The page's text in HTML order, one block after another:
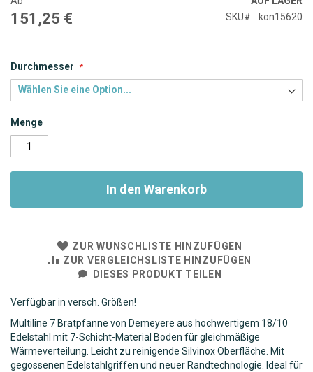
151,25 €
SKU
kon15620
Durchmesser
Menge
In den Warenkorb
ZUR WUNSCHLISTE HINZUFÜGEN
ZUR VERGLEICHSLISTE HINZUFÜGEN
DIESES PRODUKT TEILEN
Verfügbar in versch. Größen!
Multiline 7 Bratpfanne von Demeyere aus hochwertigem 18/10
Edelstahl mit 7-Schicht-Material Boden für gleichmäßige
Wärmeverteilung. Leicht zu reinigende Silvinox Oberfläche. Mit
gegossenen Edelstahlgriffen und neuer Randtechnologie. Ideal für